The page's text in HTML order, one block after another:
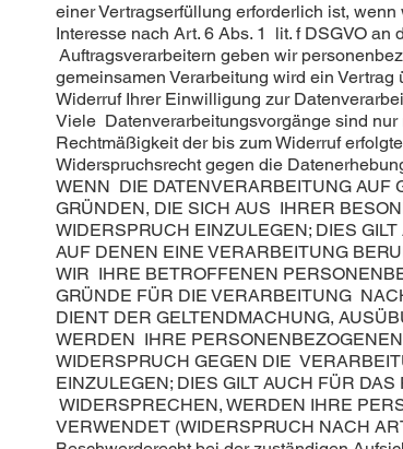
einer Vertragserfüllung erforderlich ist,
Interesse nach Art. 6 Abs. 1 lit. f DSGVO
Auftragsverarbeitern geben wir
gemeinsamen Verarbeitung wird ein
Widerruf Ihrer Einwilligung zur
Viele Datenverarbeitungsvorgänge sind
Rechtmäßigkeit der bis zum Widerruf
Widerspruchsrecht gegen die
WENN DIE DATENVERARBEITUNG AUF
GRÜNDEN, DIE SICH AUS IHRER
WIDERSPRUCH EINZULEGEN; DIES
AUF DENEN EINE VERARBEITUNG
WIR IHRE BETROFFENEN
GRÜNDE FÜR DIE VERARBEITUNG
DIENT DER GELTENDMACHUNG,
WERDEN IHRE
WIDERSPRUCH GEGEN DIE
EINZULEGEN; DIES GILT AUCH FÜR
WIDERSPRECHEN, WERDEN IHRE
VERWENDET (WIDERSPRUCH NACH